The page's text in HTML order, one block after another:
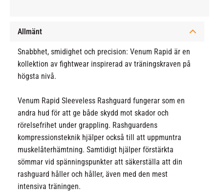
Allmänt
Snabbhet, smidighet och precision: Venum Rapid är en
kollektion av fightwear inspirerad av träningskraven på
högsta nivå.
Venum Rapid Sleeveless Rashguard fungerar som en
andra hud för att ge både skydd mot skador och
rörelsefrihet under grappling. Rashguardens
kompressionsteknik hjälper också till att uppmuntra
muskelåterhämtning. Samtidigt hjälper förstärkta
sömmar vid spänningspunkter att säkerställa att din
rashguard håller och håller, även med den mest
intensiva träningen.